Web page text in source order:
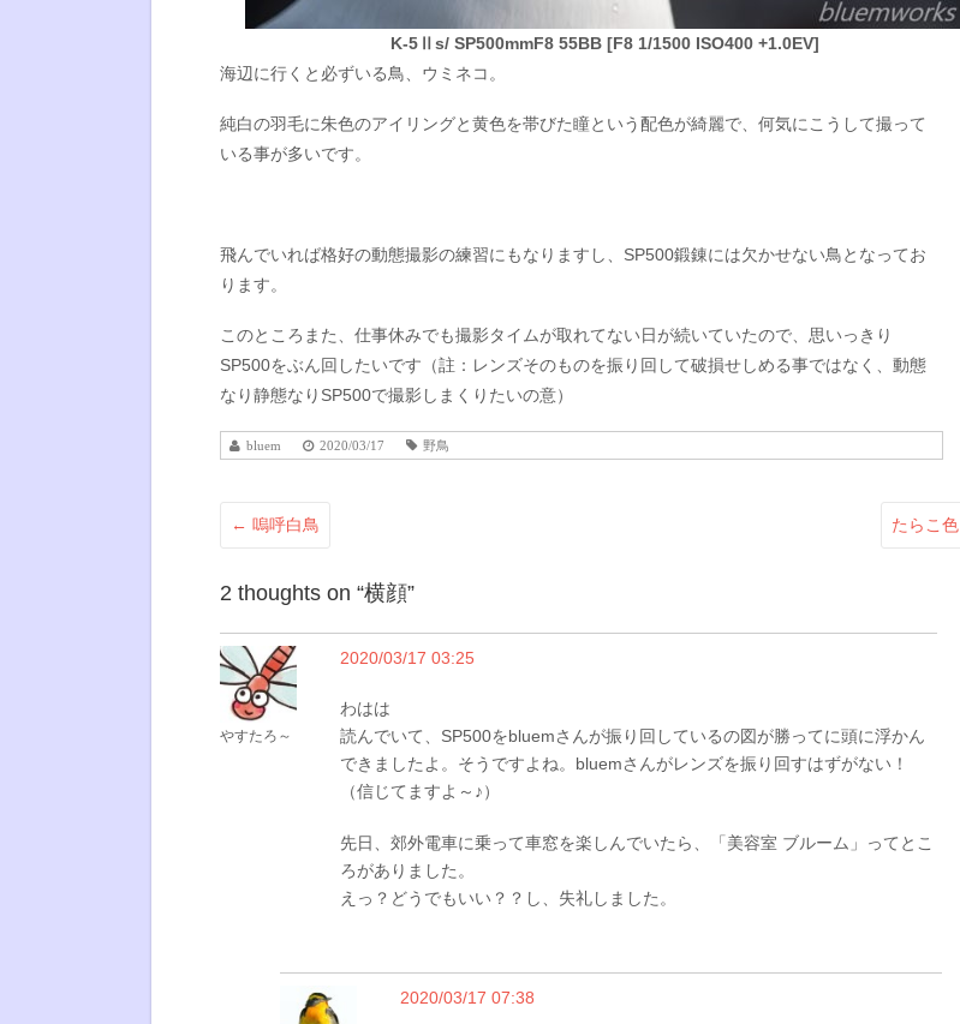
K-5Ⅱs/ SP500mmF8 55BB [F8 1/1500 ISO400 +1.0EV]
海辺に行くと必ずいる鳥、ウミネコ。
純白の羽毛に朱色のアイリングと黄色を帯びた瞳という配色が綺麗で、何気にこうして撮って
いる事が多いです。
飛んでいれば格好の動態撮影の練習にもなりますし、SP500鍛錬には欠かせない鳥となってお
ります。
このところまた、仕事休みでも撮影タイムが取れてない日が続いていたので、思いっきり
SP500をぶん回したいです（註：レンズそのものを振り回して破損せしめる事ではなく、動態
なり静態なりSP500で撮影しまくりたいの意）
bluem 2020/03/17 野鳥
← 嗚呼白鳥 たらこ色
2 thoughts on “横顔”
やすたろ～
2020/03/17 03:25
わはは
読んでいて、SP500をbluemさんが振り回しているの図が勝ってに頭に浮かん
できましたよ。そうですよね。bluemさんがレンズを振り回すはずがない！
（信じてますよ～♪）
先日、郊外電車に乗って車窓を楽しんでいたら、「美容室 ブルーム」ってとこ
ろがありました。
えっ？どうでもいい？？し、失礼しました。
2020/03/17 07:38